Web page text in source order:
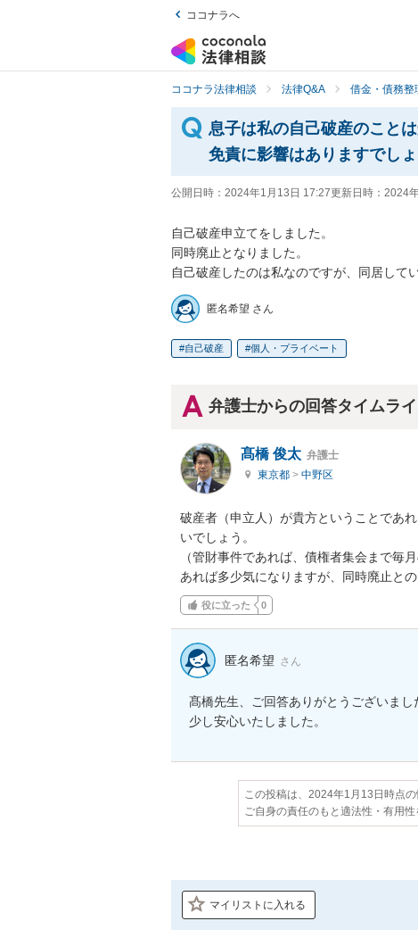
ココナラへ
ココナラ法律相談 法律Q&A 借金・債務整
息子は私の自己破産のこと
免責に影響はありますでし
公開日時： 2024年1月13日 17:27更新日時： 2024
自己破産申立てをしました。
同時廃止となりました。
自己破産したのは私なのですが、同居して
匿名希望 さん
自己破産 個人・プライベート
弁護士からの回答タイムラ
髙橋 俊太 弁護士
東京都 > 中野区
破産者（申立人）が貴方ということであ
いでしょう。
（管財事件であれば、債権者集会まで毎
あれば多少気になりますが、同時廃止との
役に立った 0
匿名希望 さん
髙橋先生、ご回答ありがとうございまし
少し安心いたしました。
この投稿は、2024年1月13日時点の
ご自身の責任のもと適法性・有用
マイリストに入れる